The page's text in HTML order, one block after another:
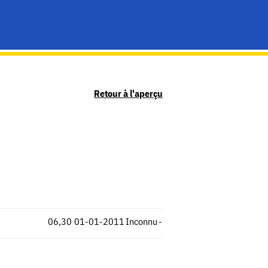
Retour à l'aperçu
Inconnu
06,30 -
01-01-2011